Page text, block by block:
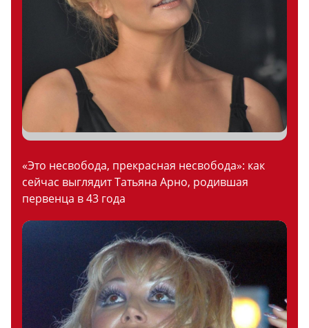
«Это несвобода, прекрасная несвобода»: как
сейчас выглядит Татьяна Арно, родившая
первенца в 43 года